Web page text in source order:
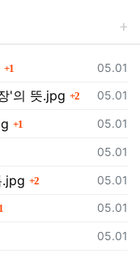
등록일
05.01
1
등록일
05.01
'의 뜻.jpg 2댓글
등록일
05.01
1
등록일
05.01
등록일
05.01
.jpg 2댓글
등록일
05.01
등록일
05.01